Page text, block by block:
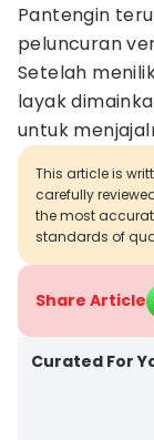
Pantengin
peluncuran
Setelah
layak
untuk
This article is
carefully
the most
standards of
Share Article
Curated For